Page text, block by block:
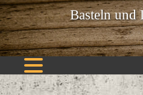
Basteln und